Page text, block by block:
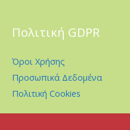
Πολιτική GDPR
Όροι Χρήσης
Προσωπικά Δεδομένα
Πολιτική Cookies